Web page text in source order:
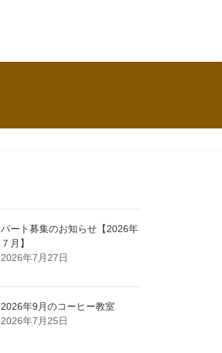
パート募集のお知らせ【2026年
７月】
2026年7月27日
2026年9月のコーヒー教室
2026年7月25日